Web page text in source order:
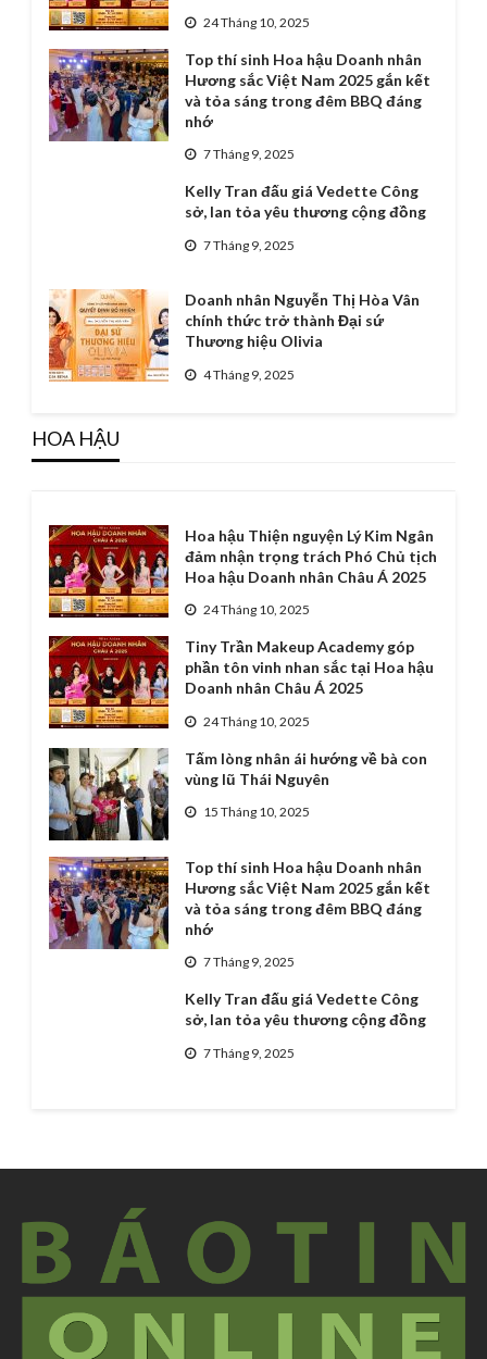
24 Tháng 10, 2025
Top thí sinh Hoa hậu Doanh nhân
Hương sắc Việt Nam 2025 gắn kết
và tỏa sáng trong đêm BBQ đáng
nhớ
7 Tháng 9, 2025
Kelly Tran đấu giá Vedette Công
sở, lan tỏa yêu thương cộng đồng
7 Tháng 9, 2025
Doanh nhân Nguyễn Thị Hòa Vân
chính thức trở thành Đại sứ
Thương hiệu Olivia
4 Tháng 9, 2025
HOA HẬU
Hoa hậu Thiện nguyện Lý Kim Ngân
đảm nhận trọng trách Phó Chủ tịch
Hoa hậu Doanh nhân Châu Á 2025
24 Tháng 10, 2025
Tiny Trần Makeup Academy góp
phần tôn vinh nhan sắc tại Hoa hậu
Doanh nhân Châu Á 2025
24 Tháng 10, 2025
Tấm lòng nhân ái hướng về bà con
vùng lũ Thái Nguyên
15 Tháng 10, 2025
Top thí sinh Hoa hậu Doanh nhân
Hương sắc Việt Nam 2025 gắn kết
và tỏa sáng trong đêm BBQ đáng
nhớ
7 Tháng 9, 2025
Kelly Tran đấu giá Vedette Công
sở, lan tỏa yêu thương cộng đồng
7 Tháng 9, 2025